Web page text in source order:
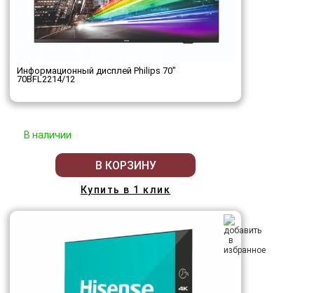
Информационный дисплей Philips 70"
70BFL2214/12
В наличии
В КОРЗИНУ
Купить в 1 клик